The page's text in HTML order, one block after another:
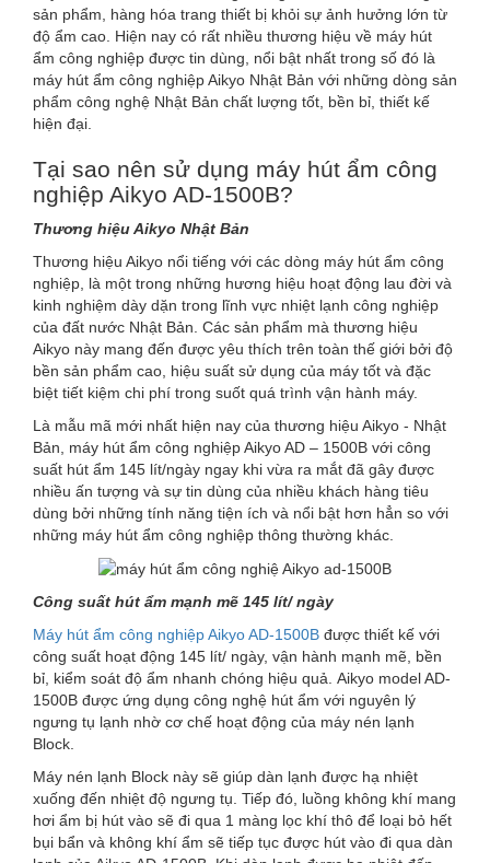
sản phẩm, hàng hóa trang thiết bị khỏi sự ảnh hưởng lớn từ
độ ẩm cao. Hiện nay có rất nhiều thương hiệu về máy hút
ẩm công nghiệp được tin dùng, nổi bật nhất trong số đó là
máy hút ẩm công nghiệp Aikyo Nhật Bản với những dòng sản
phẩm công nghệ Nhật Bản chất lượng tốt, bền bỉ, thiết kế
hiện đại.
Tại sao nên sử dụng máy hút ẩm công
nghiệp Aikyo AD-1500B?
Thương hiệu Aikyo Nhật Bản
Thương hiệu Aikyo nổi tiếng với các dòng máy hút ẩm công
nghiệp, là một trong những hương hiệu hoạt động lau đời và
kinh nghiệm dày dặn trong lĩnh vực nhiệt lạnh công nghiệp
của đất nước Nhật Bản. Các sản phẩm mà thương hiệu
Aikyo này mang đến được yêu thích trên toàn thế giới bởi độ
bền sản phẩm cao, hiệu suất sử dụng của máy tốt và đặc
biệt tiết kiệm chi phí trong suốt quá trình vận hành máy.
Là mẫu mã mới nhất hiện nay của thương hiệu Aikyo - Nhật
Bản, máy hút ẩm công nghiệp Aikyo AD – 1500B với công
suất hút ẩm 145 lít/ngày ngay khi vừa ra mắt đã gây được
nhiều ấn tượng và sự tin dùng của nhiều khách hàng tiêu
dùng bởi những tính năng tiện ích và nổi bật hơn hẳn so với
những máy hút ẩm công nghiệp thông thường khác.
Công suất hút ẩm mạnh mẽ 145 lít/ ngày
Máy hút ẩm công nghiệp Aikyo AD-1500B được thiết kế với
công suất hoạt động 145 lít/ ngày, vận hành mạnh mẽ, bền
bỉ, kiểm soát độ ẩm nhanh chóng hiệu quả. Aikyo model AD-
1500B được ứng dụng công nghệ hút ẩm với nguyên lý
ngưng tụ lạnh nhờ cơ chế hoạt động của máy nén lạnh
Block.
Máy nén lạnh Block này sẽ giúp dàn lạnh được hạ nhiệt
xuống đến nhiệt độ ngưng tụ. Tiếp đó, luồng không khí mang
hơi ẩm bị hút vào sẽ đi qua 1 màng lọc khí thô để loại bỏ hết
bụi bẩn và không khí ẩm sẽ tiếp tục được hút vào đi qua dàn